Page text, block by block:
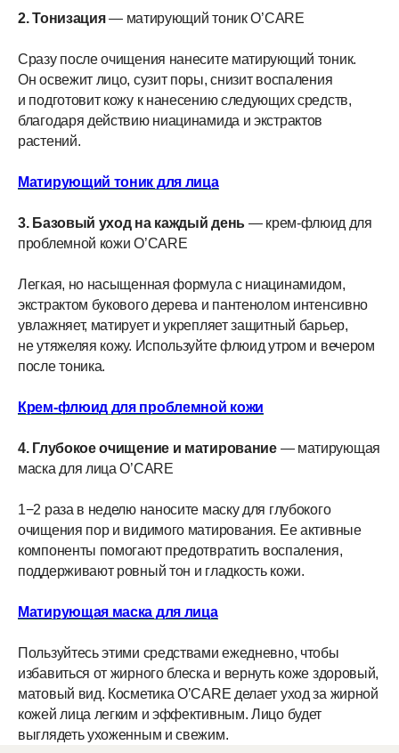
2. Тонизация— матирующий тоник O’CARE
Сразу после очищения нанесите матирующий тоник.
Он освежит лицо, сузит поры, снизит воспаления
и подготовит кожу к нанесению следующих средств,
благодаря действию ниацинамида и экстрактов
растений.
Матирующий тоник для лица
3. Базовый уход на каждый день — крем-флюид для
проблемной кожи O’CARE
Легкая, но насыщенная формула с ниацинамидом,
экстрактом букового дерева и пантенолом интенсивно
увлажняет, матирует и укрепляет защитный барьер,
не утяжеляя кожу. Используйте флюид утром и вечером
после тоника.
Крем-флюид для проблемной кожи
4. Глубокое очищение и матирование— матирующая
маска для лица O’CARE
1−2 раза в неделю наносите маску для глубокого
очищения пор и видимого матирования. Ее активные
компоненты помогают предотвратить воспаления,
поддерживают ровный тон и гладкость кожи.
Матирующая маска для лица
Пользуйтесь этими средствами ежедневно, чтобы
избавиться от жирного блеска и вернуть коже здоровый,
матовый вид. Косметика O’CARE делает уход за жирной
кожей лица легким и эффективным. Лицо будет
выглядеть ухоженным и свежим.